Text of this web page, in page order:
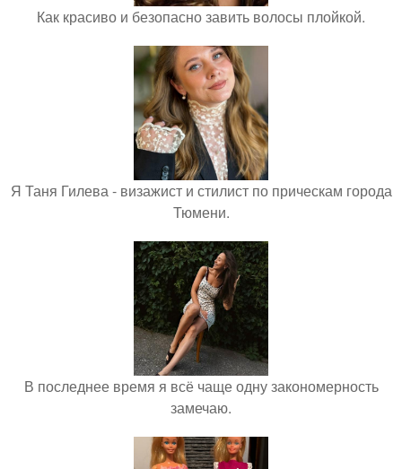
Как красиво и безопасно завить волосы плойкой.
Я Таня Гилева - визажист и стилист по прическам города
Тюмени.
В последнее время я всё чаще одну закономерность
замечаю.